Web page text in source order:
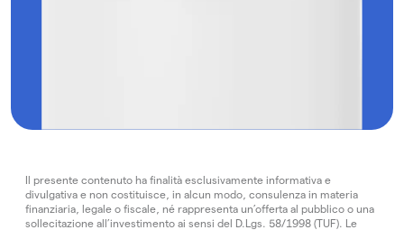
Il presente contenuto ha finalità esclusivamente informativa e
divulgativa e non costituisce, in alcun modo, consulenza in materia
finanziaria, legale o fiscale, né rappresenta un’offerta al pubblico o una
sollecitazione all’investimento ai sensi del D.Lgs. 58/1998 (TUF). Le